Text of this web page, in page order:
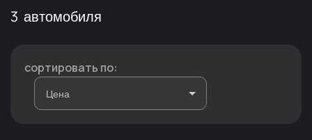
3 автомобиля
сортировать по: